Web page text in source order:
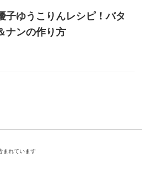
子ゆうこりんレシピ！バタ
ナンの作り方
まれています